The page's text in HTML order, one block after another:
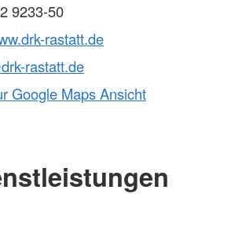
9233-50
rastatt.de
rastatt.de
Google Maps Ansicht